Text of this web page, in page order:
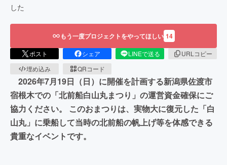
した
もう一度プロジェクトをやってほしい 14
ポスト シェア LINEで送る
URLコピー
埋め込み
QRコード
2026年7月19日（日）に開催を計画する新潟県佐渡市
宿根木での「北前船白山丸まつり」の運営資金確保にご
協力ください。 このおまつりは、実物大に復元した「白
山丸」に乗船して当時の北前船の帆上げ等を体感できる
貴重なイベントです。